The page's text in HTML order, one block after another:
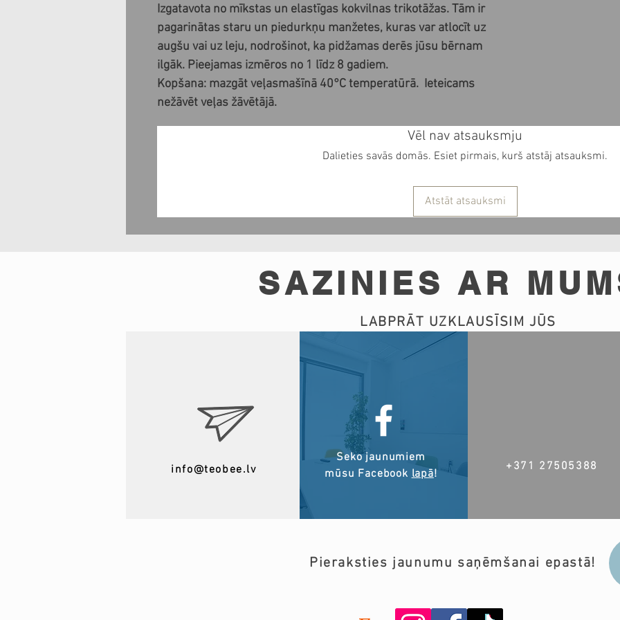
Izgatavota no mīkstas un elastīgas kokvilnas trikotāžas. Tām ir
pagarinātas staru un piedurkņu manžetes, kuras var atlocīt uz
augšu vai uz leju, nodrošinot, ka pidžamas derēs jūsu bērnam
ilgāk. Pieejamas izmēros no 1 līdz 8 gadiem.
Kopšana: mazgāt veļasmašīnā 40°C temperatūrā. Ieteicams
nežāvēt veļas žāvētājā.
Vēl nav atsauksmju
Dalieties savās domās. Esiet pirmais, kurš atstāj atsauksmi.
Atstāt atsauksmi
SAZINIES AR
LABPRĀT UZKLAUSĪSIM JŪS
Pieraksties jaunumu saņēmšanai epastā!
info@teobee.lv
Seko jaunumiem
mūsu Facebooklapā!
+371 27505388